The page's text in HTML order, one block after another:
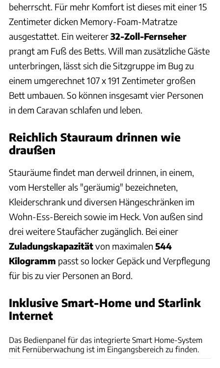
beherrscht. Für mehr Komfort ist dieses mit einer 15
Zentimeter dicken Memory-Foam-Matratze
ausgestattet. Ein weiterer32-Zoll-Fernseher
prangt am Fuß des Betts. Will man zusätzliche Gäste
unterbringen, lässt sich die Sitzgruppe im Bug zu
einem umgerechnet 107 x 191 Zentimeter großen
Bett umbauen. So können insgesamt vier Personen
in dem Caravan schlafen und leben.
Reichlich Stauraum drinnen wie
draußen
Stauräume findet man derweil drinnen, in einem,
vom Hersteller als "geräumig" bezeichneten,
Kleiderschrank und diversen Hängeschränken im
Wohn-Ess-Bereich sowie im Heck. Von außen sind
drei weitere Staufächer zugänglich. Bei einer
Zuladungskapazitätvon maximalen 544
Kilogramm passt so locker Gepäck und Verpflegung
für bis zu vier Personen an Bord.
Inklusive Smart-Home und Starlink
Internet
Das Bedienpanel für das integrierte Smart Home-System
mit Fernüberwachung ist im Eingangsbereich zu finden.